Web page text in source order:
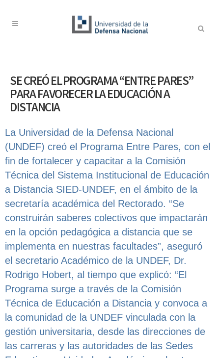
SE CREÓ EL PROGRAMA “ENTRE PARES”
PARA FAVORECER LA EDUCACIÓN A
DISTANCIA
La Universidad de la Defensa Nacional
(UNDEF) creó el Programa Entre Pares, con el
fin de fortalecer y capacitar a la Comisión
Técnica del Sistema Institucional de Educación
a Distancia SIED-UNDEF, en el ámbito de la
secretaría académica del Rectorado. “Se
construirán saberes colectivos que impactarán
en la opción pedagógica a distancia que se
implementa en nuestras facultades”, aseguró
el secretario Académico de la UNDEF, Dr.
Rodrigo Hobert, al tiempo que explicó: “El
Programa surge a través de la Comisión
Técnica de Educación a Distancia y convoca a
la comunidad de la UNDEF vinculada con la
gestión universitaria, desde las direcciones de
las carreras y las autoridades de las Sedes